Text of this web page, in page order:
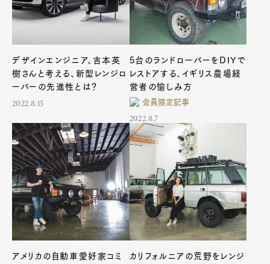
Official Columnist
About
Contact
Pen Meet
Pen international Pen tw
デザインエンジニア、吉本英
樹さんと考える、新型レンジロ
ーバーの先進性とは？
2022.8.15
5台のランドローバーをDIYで
レストアする、イギリス農場経
営者の愉しみ方
会員限定記事
2022.8.7
アメリカの自動車愛好家コミ
カリフォルニアの荒野をレンジ